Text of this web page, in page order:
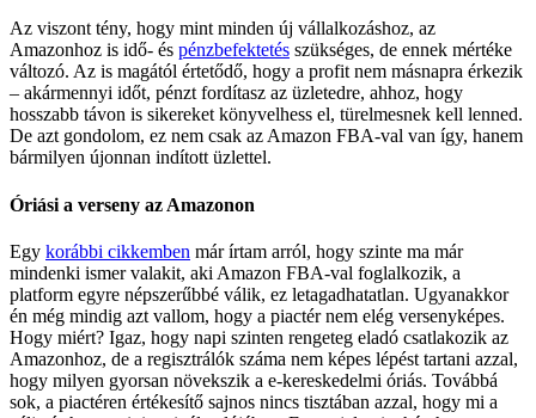
Az viszont tény, hogy mint minden új vállalkozáshoz, az
Amazonhoz is idő- és pénzbefektetés szükséges, de ennek mértéke
változó. Az is magától értetődő, hogy a profit nem másnapra érkezik
– akármennyi időt, pénzt fordítasz az üzletedre, ahhoz, hogy
hosszabb távon is sikereket könyvelhess el, türelmesnek kell lenned.
De azt gondolom, ez nem csak az Amazon FBA-val van így, hanem
bármilyen újonnan indított üzlettel.
Óriási a verseny az Amazonon
Egy korábbi cikkemben már írtam arról, hogy szinte ma már
mindenki ismer valakit, aki Amazon FBA-val foglalkozik, a
platform egyre népszerűbbé válik, ez letagadhatatlan. Ugyanakkor
én még mindig azt vallom, hogy a piactér nem elég versenyképes.
Hogy miért? Igaz, hogy napi szinten rengeteg eladó csatlakozik az
Amazonhoz, de a regisztrálók száma nem képes lépést tartani azzal,
hogy milyen gyorsan növekszik a e-kereskedelmi óriás. Továbbá
sok, a piactéren értékesítő sajnos nincs tisztában azzal, hogy mi a